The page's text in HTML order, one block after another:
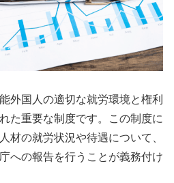
外国人の適切な就労環境と権利
た重要な制度です。この制度に
材の就労状況や待遇について、
への報告を行うことが義務付け